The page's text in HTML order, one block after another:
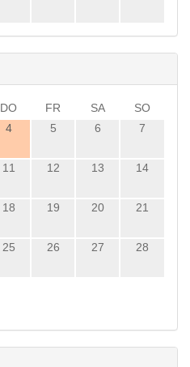
DO FR SA
SO
4 5 6 7
11 12 13 14
18 19 20 21
25 26 27 28